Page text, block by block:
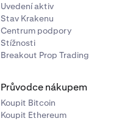
Uvedení aktiv
Stav Krakenu
Centrum podpory
Stížnosti
Breakout Prop Trading
Průvodce nákupem
Koupit Bitcoin
Koupit Ethereum